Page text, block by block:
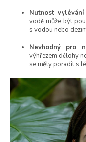
Nutnost vylévání
vodě může být
s vodou nebo
Nevhodný pro
výhřezem dělohy
se měly poradit s